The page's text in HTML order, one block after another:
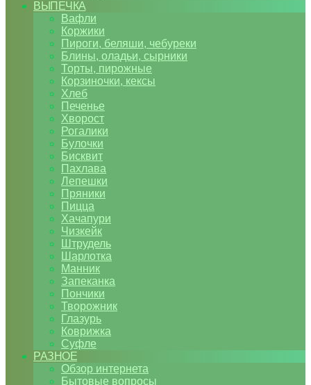
ВЫПЕЧКА
Вафли
Коржики
Пироги, беляши, чебуреки
Блины, оладьи, сырники
Торты, пирожные
Корзиночки, кексы
Хлеб
Печенье
Хворост
Рогалики
Булочки
Бисквит
Пахлава
Лепешки
Пряники
Пицца
Хачапури
Чизкейк
Штрудель
Шарлотка
Манник
Запеканка
Пончики
Творожник
Глазурь
Коврижка
Суфле
РАЗНОЕ
Обзор интернета
Бытовые вопросы